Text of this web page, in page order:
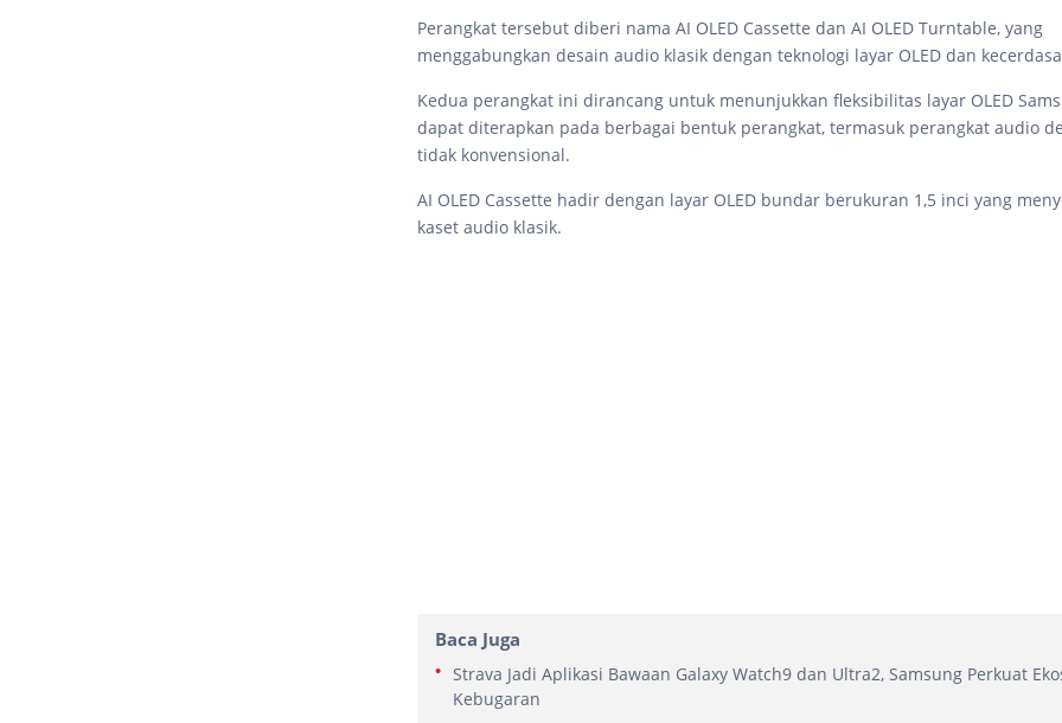
Perangkat tersebut diberi nama AI OLED Cassette dan AI OLED Turntable, yang
menggabungkan desain audio klasik dengan teknologi layar OLED dan
Kedua perangkat ini dirancang untuk menunjukkan fleksibilitas layar OLED
dapat diterapkan pada berbagai bentuk perangkat, termasuk perangkat audio
tidak konvensional.
AI OLED Cassette hadir dengan layar OLED bundar berukuran 1,5 inci yang
kaset audio klasik.
Baca Juga
Strava Jadi Aplikasi Bawaan Galaxy Watch9 dan Ultra2, Samsung Perkuat
Kebugaran